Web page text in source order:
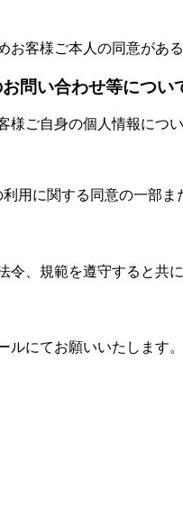
お客様ご本人の同意があ
問い合わせ等につい
ご自身の個人情報につ
用に関する同意の一部ま
、規範を遵守すると共
にてお願いいたします。